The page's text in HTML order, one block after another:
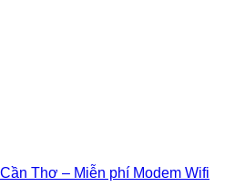
Thơ – Miễn phí Modem Wifi